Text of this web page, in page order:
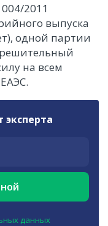
2011
выпуска
одной партии
на всем
эксперта
данных